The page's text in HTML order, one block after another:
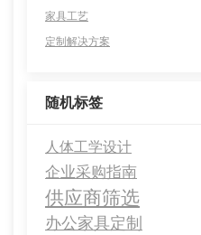
家具工艺
定制解决方案
随机标签
人体工学设计
企业采购指南
供应商筛选
办公家具定制